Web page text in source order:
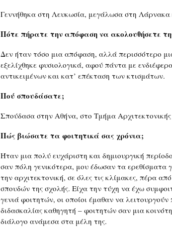
Γεννήθηκα στη Λευκωσία, μεγάλωσα στη
Πότε πήρατε την απόφαση να ακολουθήσετε
Δεν ήταν τόσο μια απόφαση, αλλά περισσότερο
εξελίχθηκε φυσιολογικά, αφού πάντα με
αντικειμένων και κατ’ επέκταση των κτισμάτων.
Πού σπουδάσατε;
Σπούδασα στην Αθήνα, στο Τμήμα
Πώς βιώσατε τα φοιτητικά σας χρόνια;
Ήταν μια πολύ ευχάριστη και δημιουργική
σαν πόλη γενικότερα, μου έδωσαν τα ερεθίσματα
την αρχιτεκτονική, σε όλες τις κλίμακες, πέρα
σπουδών της σχολής. Είχα την τύχη να έχω
γενιά φοιτητών, οι οποίοι έμαθαν να
διδασκαλίας καθηγητή – φοιτητών σαν μια
διάλογο ανάμεσα στα μέλη της.